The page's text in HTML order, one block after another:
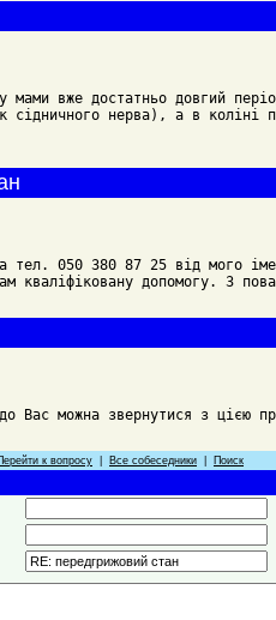
мами вже достатньо довгий
сідничного нерва), а в коліні
тел. 050 380 87 25 від мого
кваліфіковану допомогу. З
Вас можна звернутися з цією
к вопросу Все собеседники Поиск